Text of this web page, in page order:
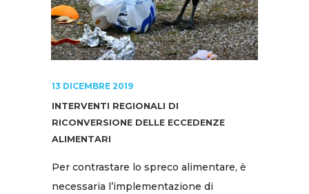
13 DICEMBRE 2019
INTERVENTI REGIONALI DI
RICONVERSIONE DELLE ECCEDENZE
ALIMENTARI
Per contrastare lo spreco alimentare, è
necessaria l’implementazione di